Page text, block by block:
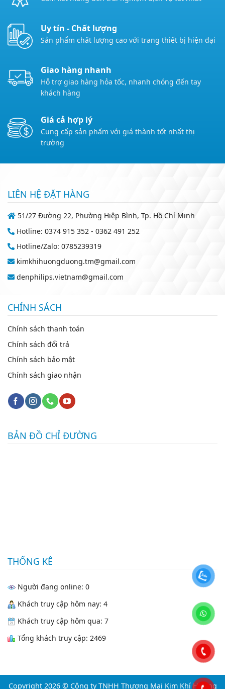
Uy tín - Chất lượng
Sản phẩm chất lượng cao với trang thiết bị hiện đại
Giao hàng nhanh
Hỗ trợ giao hàng hỏa tốc, nhanh chóng đến tay
khách hàng
Giá cả hợp lý
Cung cấp sản phẩm với giá thành tốt nhất thị
trường
LIÊN HỆ ĐẶT HÀNG
51/27 Đường 22, Phường Hiệp Bình, Tp. Hồ Chí Minh
Hotline: 0374 915 352 - 0362 491 252
Hotline/Zalo: 0785239319
kimkhihuongduong.tm@gmail.com
denphilips.vietnam@gmail.com
CHÍNH SÁCH
Chính sách thanh toán
Chính sách đổi trả
Chính sách bảo mật
Chính sách giao nhận
BẢN ĐỒ CHỈ ĐƯỜNG
THỐNG KÊ
Người đang online: 0
Khách truy cập hôm nay: 4
Khách truy cập hôm qua: 7
Tổng khách truy cập: 2469
Copyright 2026 © Công ty TNHH Thương Mại Kim Khí Hướng